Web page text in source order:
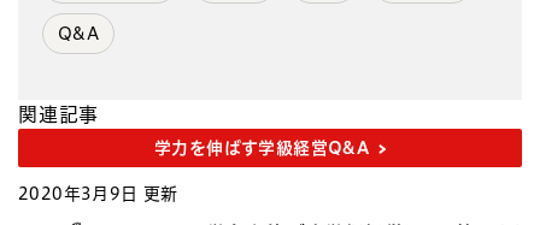
Q&A
関連記事
学力を伸ばす学級経営Q&A
2020年3月9日 更新